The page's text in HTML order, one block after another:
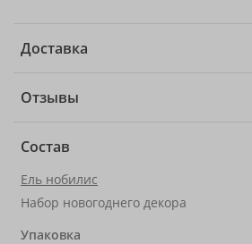
Доставка
Отзывы
Состав
Ель нобилис
Набор новогоднего декора
Упаковка